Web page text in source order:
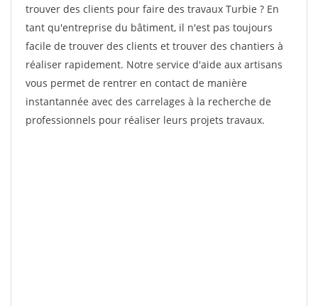
trouver des clients pour faire des travaux Turbie ? En
tant qu'entreprise du bâtiment, il n'est pas toujours
facile de trouver des clients et trouver des chantiers à
réaliser rapidement. Notre service d'aide aux artisans
vous permet de rentrer en contact de manière
instantannée avec des carrelages à la recherche de
professionnels pour réaliser leurs projets travaux.